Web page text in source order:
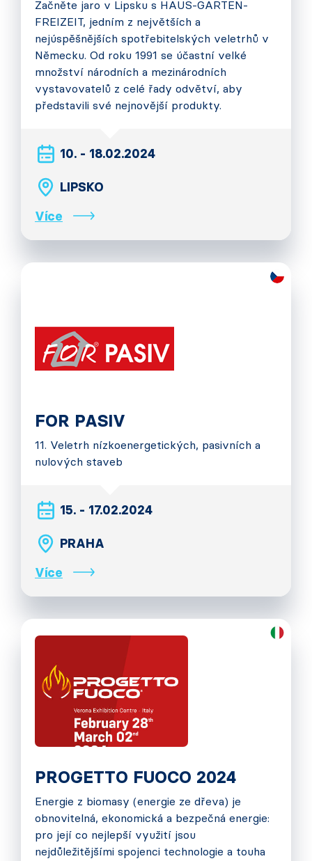
Začněte jaro v Lipsku s HAUS-GARTEN-
FREIZEIT, jedním z největších a
nejúspěšnějších spotřebitelských veletrhů v
Německu. Od roku 1991 se účastní velké
množství národních a mezinárodních
vystavovatelů z celé řady odvětví, aby
představili své nejnovější produkty.
10. - 18.02.2024
LIPSKO
Více
FOR PASIV
11. Veletrh nízkoenergetických, pasivních a
nulových staveb
15. - 17.02.2024
PRAHA
Více
PROGETTO FUOCO 2024
Energie z biomasy (energie ze dřeva) je
obnovitelná, ekonomická a bezpečná energie:
pro její co nejlepší využití jsou
nejdůležitějšími spojenci technologie a touha